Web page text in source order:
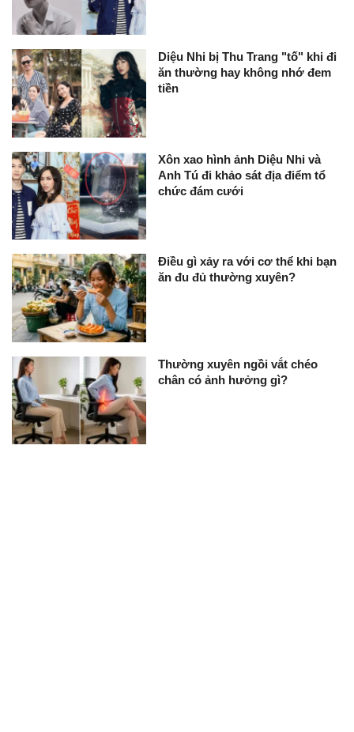
Diệu Nhi bị Thu Trang "tố" khi đi
ăn thường hay không nhớ đem
tiền
Xôn xao hình ảnh Diệu Nhi và
Anh Tú đi khảo sát địa điểm tổ
chức đám cưới
Điều gì xảy ra với cơ thể khi bạn
ăn đu đủ thường xuyên?
Thường xuyên ngồi vắt chéo
chân có ảnh hưởng gì?